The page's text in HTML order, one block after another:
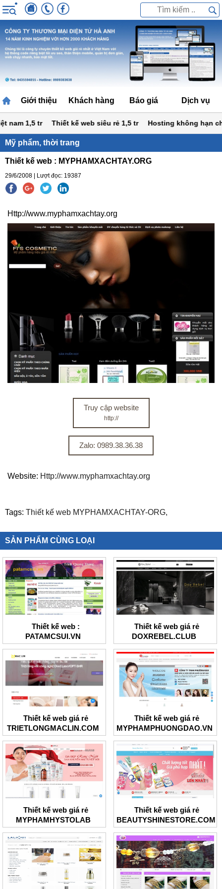
Giới thiệu Khách hàng Báo giá Dịch vụ
1,5 tr Thiết kế web siêu rẻ 1,5 tr Hosting không hạn
Mỹ phẩm, thời trang
Thiết kế web : MYPHAMXACHTAY.ORG
29/6/2008 | Lượt đọc: 19387
Http://www.myphamxachtay.org
Truy cập website
http://
Zalo: 0989.38.36.38
Website: Http://www.myphamxachtay.org
Tags: Thiết kế web MYPHAMXACHTAY-ORG,
SẢN PHẨM CÙNG LOẠI
Thiết kế web :
PATAMCSUI.VN
Thiết kế web giá rẻ
DOXREBEL.CLUB
Thiết kế web giá rẻ
TRIETLONGMACLIN.COM
Thiết kế web giá rẻ
MYPHAMPHUONGDAO.VN
Thiết kế web giá rẻ
MYPHAMHYSTOLAB
Thiết kế web giá rẻ
BEAUTYSHINESTORE.COM